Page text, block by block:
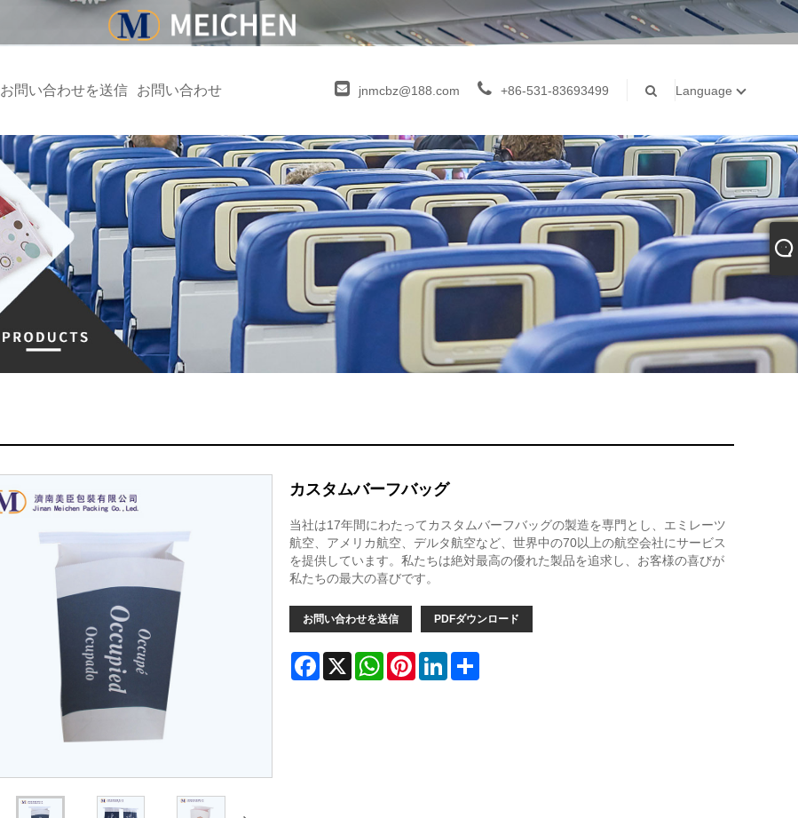
お問い合わせを送信 お問い合わせ jnmcbz@188.com +86-531-83693499 Language
カスタムバーフバッグ
当社は17年間にわたってカスタムバーフバッグの製造を専門とし、エミレーツ
航空、アメリカ航空、デルタ航空など、世界中の70以上の航空会社にサービス
を提供しています。私たちは絶対最高の優れた製品を追求し、お客様の喜びが
私たちの最大の喜びです。
お問い合わせを送信 PDFダウンロード
Facebook
X WhatsAppPinterestLinkedInShare